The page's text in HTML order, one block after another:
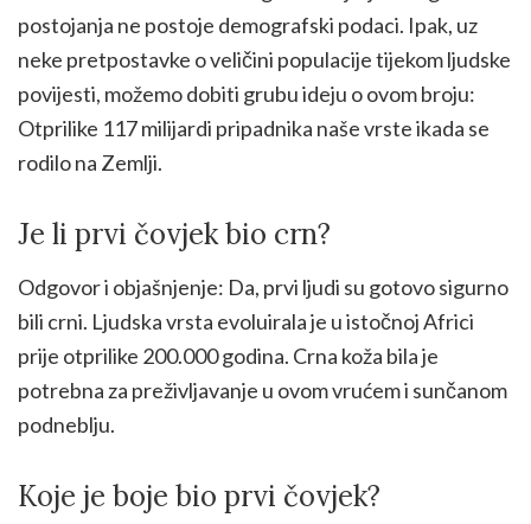
postojanja ne postoje demografski podaci. Ipak, uz
neke pretpostavke o veličini populacije tijekom ljudske
povijesti, možemo dobiti grubu ideju o ovom broju:
Otprilike 117 milijardi pripadnika naše vrste ikada se
rodilo na Zemlji.
Je li prvi čovjek bio crn?
Odgovor i objašnjenje: Da, prvi ljudi su gotovo sigurno
bili crni. Ljudska vrsta evoluirala je u istočnoj Africi
prije otprilike 200.000 godina. Crna koža bila je
potrebna za preživljavanje u ovom vrućem i sunčanom
podneblju.
Koje je boje bio prvi čovjek?